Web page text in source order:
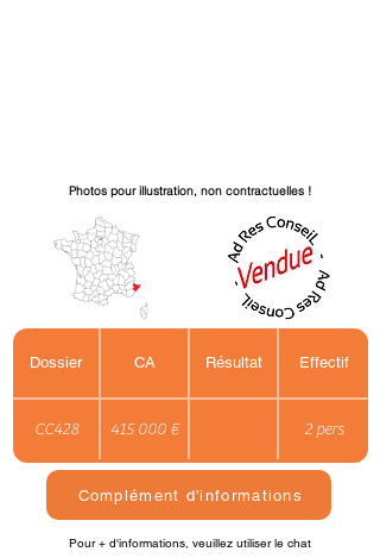
Photos pour illustration, non contractuelles !
Dossier CA Résultat Effectif
CC428 415 000 € 2 pers
Complément d'informations
Pour + d'informations, veuillez utiliser le chat